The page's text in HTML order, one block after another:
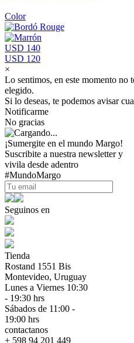
Color
USD 140
USD 120
×
Lo sentimos, en este momento no
elegido.
Si lo deseas, te podemos avisar
Notificarme
No gracias
¡Sumergite en el mundo Margo!
Suscribite a nuestra newsletter y
vivila desde adentro
#MundoMargo
Seguinos en
Tienda
Rostand 1551 Bis
Montevideo, Uruguay
Lunes a Viernes 10:30
- 19:30 hrs
Sábados de 11:00 -
19:00 hrs
contactanos
+ 598 94 201 449